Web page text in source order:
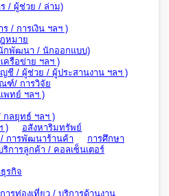
/ ผู้ช่วย / ล่าม)
/ การเงิน ฯลฯ )
หมาย
กพัฒนา / นักออกแบบ)
ครือข่าย ฯลฯ )
ชี / ผู้ช่วย / ผู้ประสานงาน ฯลฯ )
ฑ์/ การวิจัย
พทย์ ฯลฯ )
กลยุทธ์ ฯลฯ )
)
อสังหาริมทรัพย์
การพัฒนาร้านค้า
การศึกษา
ริการลูกค้า / คอลเซ็นเตอร์
รกิจ
ารท่องเที่ยว / บริการด้านงาน